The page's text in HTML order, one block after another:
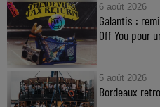
6 août 2026
Galantis :
Off You pour
5 août 2026
Bordeaux